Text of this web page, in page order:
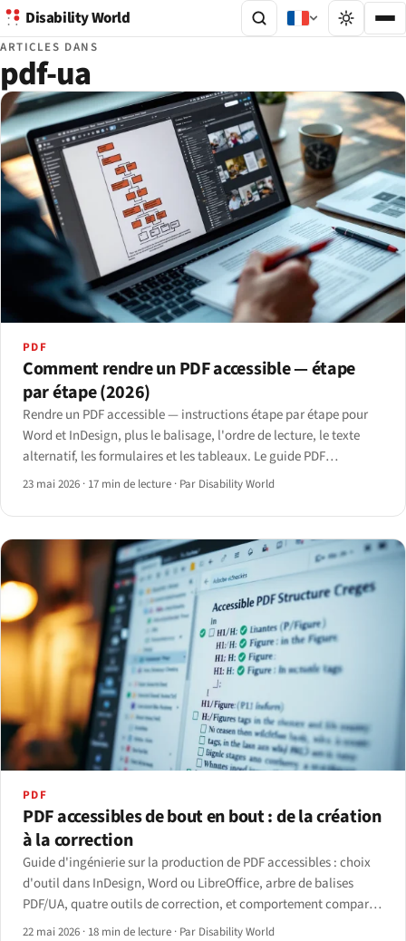
Disability World
ARTICLES DANS
pdf-ua
PDF
Comment rendre un PDF accessible — étape
par étape (2026)
Rendre un PDF accessible — instructions étape par étape pour
Word et InDesign, plus le balisage, l'ordre de lecture, le texte
alternatif, les formulaires et les tableaux. Le guide PDF
accessibilité 2026.
23 mai 2026 · 17 min de lecture · Par Disability World
PDF
PDF accessibles de bout en bout : de la création
à la correction
Guide d'ingénierie sur la production de PDF accessibles : choix
d'outil dans InDesign, Word ou LibreOffice, arbre de balises
PDF/UA, quatre outils de correction, et comportement comparé
de JAWS, NVDA, VoiceOver et ChromeVox sur un PDF balisé.
22 mai 2026 · 18 min de lecture · Par Disability World